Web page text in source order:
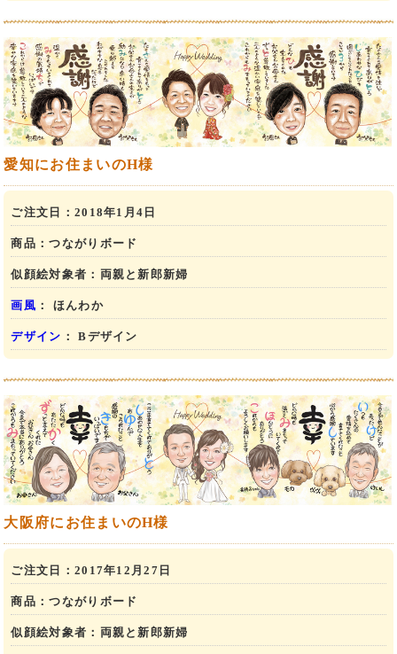
愛知にお住まいのH様
ご注文日： 2018年1月4日
商品：つながりボード
似顔絵対象者： 両親と新郎新婦
画風 ： ほんわか
デザイン ： Bデザイン
大阪府にお住まいのH様
ご注文日： 2017年12月27日
商品：つながりボード
似顔絵対象者： 両親と新郎新婦